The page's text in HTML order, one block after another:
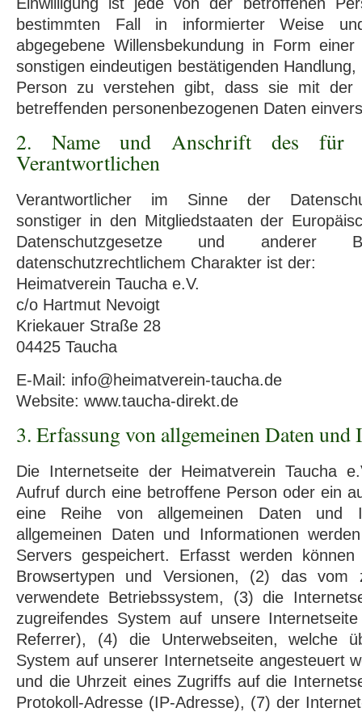
bestimmten Fall in informierter Weise
abgegebene Willensbekundung in Form
sonstigen eindeutigen bestätigenden
Person zu verstehen gibt, dass sie mit der
betreffenden personenbezogenen Daten
2. Name und Anschrift des für
Verantwortlichen
Verantwortlicher im Sinne der
sonstiger in den Mitgliedstaaten der
Datenschutzgesetze und anderer
datenschutzrechtlichem Charakter ist der:
Heimatverein Taucha e.V.
c/o Hartmut Nevoigt
Kriekauer Straße 28
04425 Taucha
E-Mail: info@heimatverein-taucha.de
Website: www.taucha-direkt.de
3. Erfassung von allgemeinen Daten
Die Internetseite der Heimatverein Taucha
Aufruf durch eine betroffene Person oder ein
eine Reihe von allgemeinen Daten und
allgemeinen Daten und Informationen
Servers gespeichert. Erfasst werden
Browsertypen und Versionen, (2) das vom
verwendete Betriebssystem, (3) die
zugreifendes System auf unsere
Referrer), (4) die Unterwebseiten, welche
System auf unserer Internetseite angesteuert
und die Uhrzeit eines Zugriffs auf die
Protokoll-Adresse (IP-Adresse), (7) der